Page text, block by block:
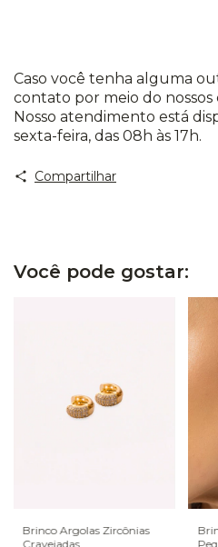
Caso você tenha alguma
contato por meio do
Nosso atendimento está
sexta-feira, das 08h às 17h.
Compartilhar
Você pode gostar:
Brinco Argolas Zircônias
Cravejadas